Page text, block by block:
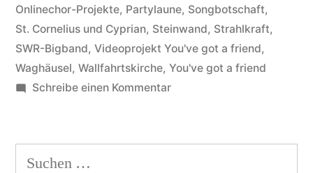
Kirrlach
tritt
den
Beweis
Onlinechor-Projekte, Partylaune, Songbotschaft,
St. Cornelius und Cyprian, Steinwand, Strahlkraft,
SWR-Bigband, Videoprojekt You've got a friend,
Waghäusel, Wallfahrtskirche, You've got a friend
Schreibe einen Kommentarzu
Gospel
Suchen